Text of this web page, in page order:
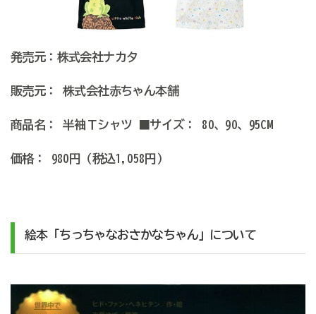
発売元：株式会社ナカタ
販売元： 株式会社赤ちゃん本舗
商品名： 半袖Ｔシャツ ■サイズ： 80、90、95CM
価格： 980円（税込1,058円）
絵本「ちっちゃなおさかなちゃん」について